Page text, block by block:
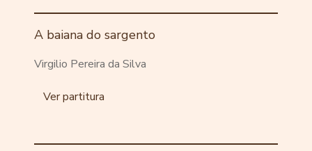
A baiana do sargento
Virgilio Pereira da Silva
Ver partitura